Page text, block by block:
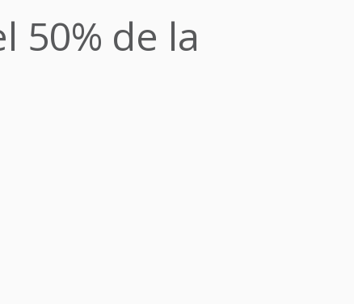
50% de la